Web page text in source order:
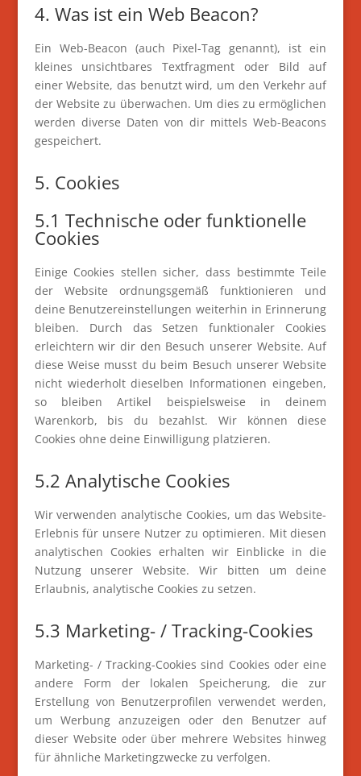
4. Was ist ein Web Beacon?
Ein Web-Beacon (auch Pixel-Tag genannt), ist ein
kleines unsichtbares Textfragment oder Bild auf
einer Website, das benutzt wird, um den Verkehr auf
der Website zu überwachen. Um dies zu ermöglichen
werden diverse Daten von dir mittels Web-Beacons
gespeichert.
5. Cookies
5.1 Technische oder funktionelle
Cookies
Einige Cookies stellen sicher, dass bestimmte Teile
der Website ordnungsgemäß funktionieren und
deine Benutzereinstellungen weiterhin in Erinnerung
bleiben. Durch das Setzen funktionaler Cookies
erleichtern wir dir den Besuch unserer Website. Auf
diese Weise musst du beim Besuch unserer Website
nicht wiederholt dieselben Informationen eingeben,
so bleiben Artikel beispielsweise in deinem
Warenkorb, bis du bezahlst. Wir können diese
Cookies ohne deine Einwilligung platzieren.
5.2 Analytische Cookies
Wir verwenden analytische Cookies, um das Website-
Erlebnis für unsere Nutzer zu optimieren. Mit diesen
analytischen Cookies erhalten wir Einblicke in die
Nutzung unserer Website. Wir bitten um deine
Erlaubnis, analytische Cookies zu setzen.
5.3 Marketing- / Tracking-Cookies
Marketing- / Tracking-Cookies sind Cookies oder eine
andere Form der lokalen Speicherung, die zur
Erstellung von Benutzerprofilen verwendet werden,
um Werbung anzuzeigen oder den Benutzer auf
dieser Website oder über mehrere Websites hinweg
für ähnliche Marketingzwecke zu verfolgen.